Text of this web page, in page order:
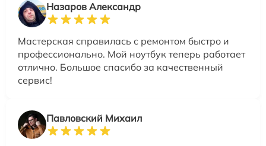
Назаров Александр
Мастерская справилась с ремонтом быстро и
профессионально. Мой ноутбук теперь работает
отлично. Большое спасибо за качественный
сервис!
Павловский Михаил